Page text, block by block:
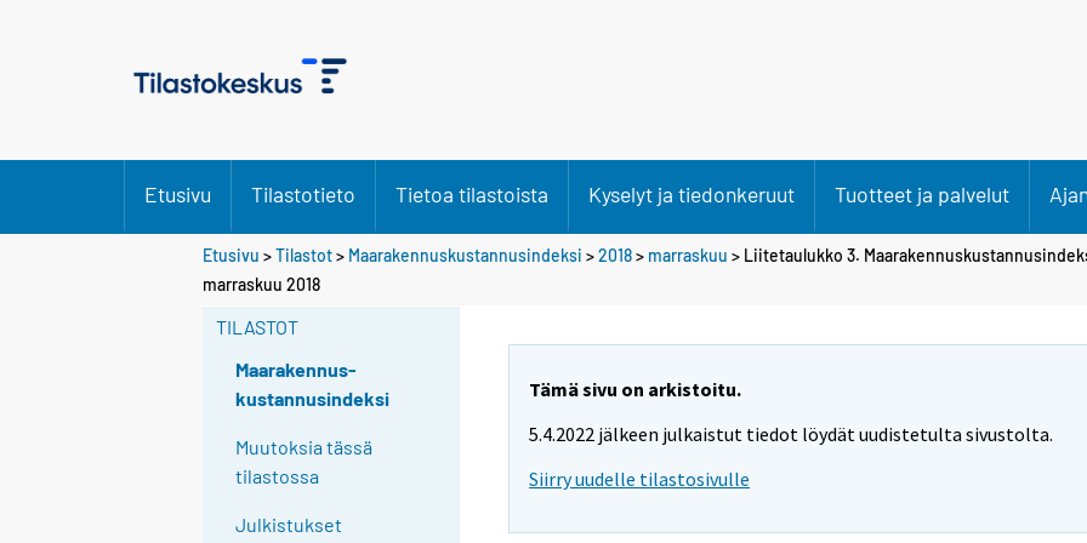
Etusivu Tilastotieto Tietoa tilastoista Kyselyt ja tiedonkeruut Tuotteet ja palvelut
Etusivu >Tilastot> Maarakennuskustannusindeksi >2018> marraskuu > Liitetaulukko 3.
marraskuu 2018
TILASTOT
Maarakennus-
kustannusindeksi
Muutoksia tässä
tilastossa
Julkistukset
Tämä sivu on arkistoitu.
5.4.2022 jälkeen julkaistut tiedot löydät uudistetulta sivustolta.
Siirry uudelle tilastosivulle